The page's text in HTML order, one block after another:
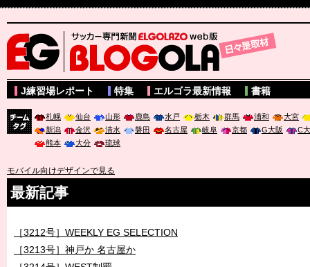
サッカー専門新聞ELGOLAZO web版 BLOGOLA
J練習場レポート 特集 エルゴラ最新情報 書籍
札幌 仙台 山形 鹿島 水戸 栃木 群馬 浦和
大宮
新潟
金沢 清水 磐田 名古屋 岐阜 京都 G大阪
C
熊本
大分 琉球
モバイル向けデザインで見る
最新記事
［3212号］WEEKLY EG SELECTION
［3213号］神戸か 名古屋か